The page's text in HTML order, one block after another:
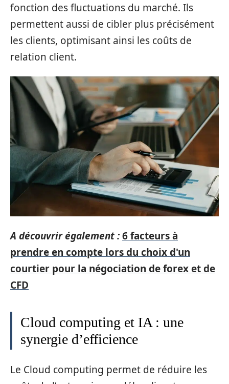
fonction des fluctuations du marché. Ils
permettent aussi de cibler plus précisément
les clients, optimisant ainsi les coûts de
relation client.
A découvrir également :6 facteurs à
prendre en compte lors du choix d'un
courtier pour la négociation de forex et de
CFD
Cloud computing et IA : une
synergie d’efficience
Le Cloud computing permet de réduire les